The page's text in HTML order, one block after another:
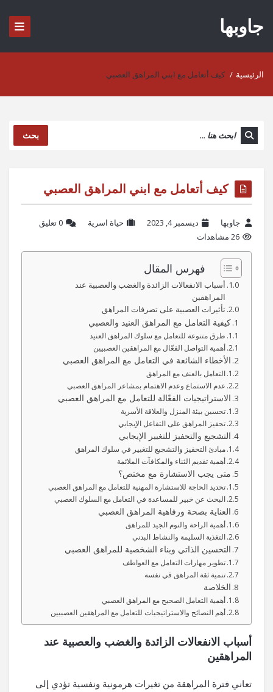
جاوبها
الرئيسية / كيف أتعامل مع ابني المراهق العصبي
بحث
كيف أتعامل مع ابني المراهق العصبي
جاوبها ديسمبر 4, 2023 حياة اسرية
‫0 تعليق
26 مشاهدات
فهرس المقال
أسباب الانفعالات الزائدة والغضب والعصبية عند
المراهقين
تأثيرات العصبية على تصرفات المراهق
كيفية التعامل مع المراهق العنيد والعصبي
طرق متنوعة للتعامل مع سلوك المراهق العنيد
أهمية التواصل الفعّال مع المراهقين العصبيين
الأخطاء الشائعة في التعامل مع المراهق العصبي
التعامل بالعنف مع المراهق
عدم الاستماع وعدم الاهتمام بمشاعر المراهق العصبي
الاستراتيجيات الفعّالة للتعامل مع المراهق العصبي
تحسين بيئة المنزل والعلاقة الأسرية
تحفيز المراهق على التفاعل الإيجابي
التشجيع والتحفيز للتغيير الإيجابي
مبادئ التحفيز والتشجيع للتغيير في سلوك المراهق
أهمية تقديم الثناء والمكافآت الملائمة
متى يجب الاستشارة مع مختص؟
تحديد الحاجة للاستشارة المهنية للتعامل مع المراهق العصبي
البحث عن خبير للمساعدة في التعامل مع السلوك العصبي
العناية بصحة ورفاهية المراهق العصبي
أهمية الراحة والنوم الجيد للمراهق
التغذية السليمة والنشاط البدني
التحسين الذاتي وبناء الشخصية للمراهق العصبي
تطوير مهارات التعامل مع العواطف
تنمية ثقة المراهق في نفسه
الخلاصة
أهمية التعامل الصحيح مع المراهق العصبي
أهم النصائح والاستراتيجيات للتعامل مع المراهقين العصبيين
أسباب الانفعالات الزائدة والغضب والعصبية عند
المراهقين
تعاني فترة المراهقة من تغيرات هرمونية ونفسية تؤدي إلى